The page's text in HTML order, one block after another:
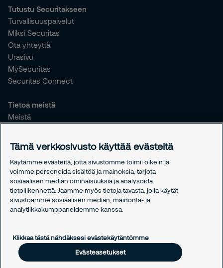
Tutustu Securitakseen
Turvallisuuspalvelut
Miksi Securitas
Ota yhteyttä
Urasivu
MySecuritas
Securitas Connect
Tietoa meistä
Meistä
Työntekijöille
Oikeudelliset asiat
Tietosuojakäytäntömme
Evästekäytäntömme
Evästeasetukset
Tämä verkkosivusto käyttää evästeitä
Käytämme evästeitä, jotta sivustomme toimii oikein ja
voimme personoida sisältöä ja mainoksia, tarjota
sosiaalisen median ominaisuuksia ja analysoida
tietoliikennettä. Jaamme myös tietoja tavasta, jolla käytät
sivustoamme sosiaalisen median, mainonta- ja
analytiikkakumppaneidemme kanssa.
Klikkaa tästä nähdäksesi evästekäytäntömme
Evästeasetukset